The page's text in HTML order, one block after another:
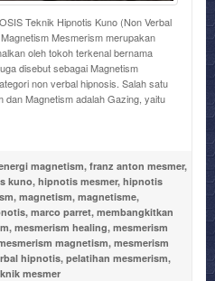
Teknik Hipnotis Kuno (Non Verbal
Mesmerism merupakan
oleh tokoh terkenal bernama
disebut sebagai Magnetism
non verbal hipnosis. Salah satu
Magnetism adalah Gazing, yaitu
magnetism, franz anton mesmer,
kuno, hipnotis mesmer, hipnotis
, magnetism, magnetisme,
, marco parret, membangkitkan
, mesmerism healing, mesmerism
magnetism, mesmerism
hipnotis, pelatihan mesmerism,
mesmer